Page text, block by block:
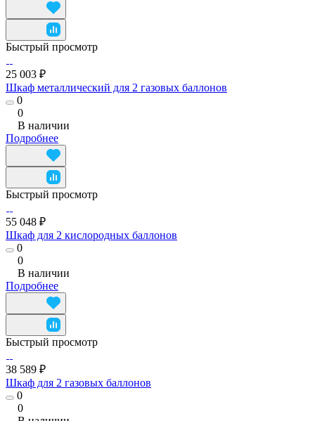
Быстрый просмотр
25 003 ₽
Шкаф металлический для 2 газовых баллонов
0
0
В наличии
Подробнее
Быстрый просмотр
55 048 ₽
Шкаф для 2 кислородных баллонов
0
0
В наличии
Подробнее
Быстрый просмотр
38 589 ₽
Шкаф для 2 газовых баллонов
0
0